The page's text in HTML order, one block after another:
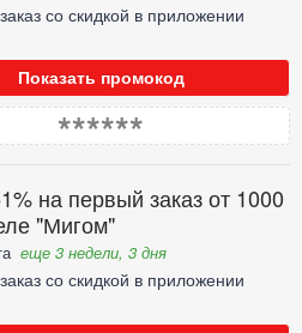
со скидкой в приложении
Показать промокод
******
на первый заказ от 1000
"Мигом"
еще 3 недели, 3 дня
со скидкой в приложении